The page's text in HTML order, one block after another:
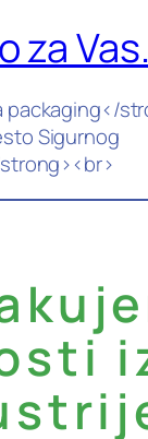
za Vas.
packaging</
Sigurnog